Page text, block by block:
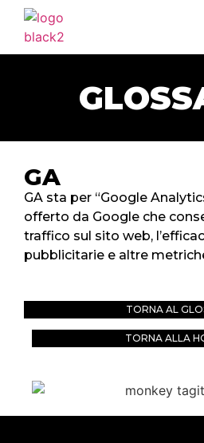
GA
GA sta per “Google
offerto da Google che
traffico sul sito web,
pubblicitarie e altre
TORNA AL
TORNA ALLA
HOME
SERVIZI
CLIENTI
BLOG
CONTATTI